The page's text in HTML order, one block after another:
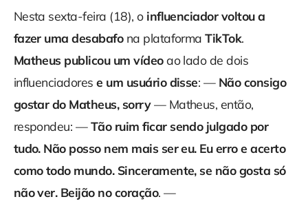
Nesta sexta-feira (18), o influenciador voltou a
fazer uma desabafona plataformaTikTok.
Matheus publicou um vídeoao lado de dois
influenciadorese um usuário disse: — Não consigo
gostar do Matheus, sorry— Matheus, então,
respondeu: —Tão ruim ficar sendo julgado por
tudo. Não posso nem mais ser eu. Eu erro e acerto
como todo mundo. Sinceramente, se não gosta só
não ver. Beijão no coração. —